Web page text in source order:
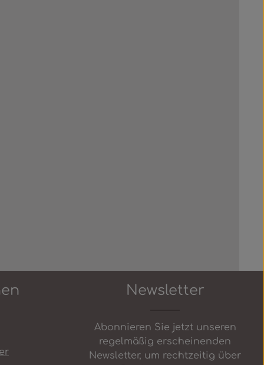
Newsletter
Abonnieren Sie jetzt unseren
regelmäßig erscheinenden
Newsletter, um rechtzeitig über